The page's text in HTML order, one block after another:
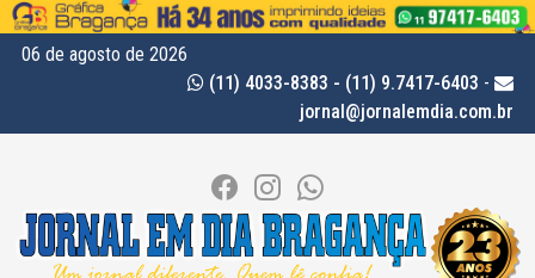
06 de agosto de 2026
(11) 4033-8383 - (11) 9.7417-6403 -
jornal@jornalemdia.com.br